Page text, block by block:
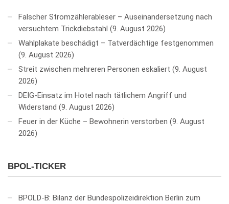
Falscher Stromzählerableser – Auseinandersetzung nach
versuchtem Trickdiebstahl 9. August 2026
Wahlplakate beschädigt – Tatverdächtige festgenommen
9. August 2026
Streit zwischen mehreren Personen eskaliert 9. August
2026
DEIG-Einsatz im Hotel nach tätlichem Angriff und
Widerstand 9. August 2026
Feuer in der Küche – Bewohnerin verstorben 9. August
2026
BPOL-TICKER
BPOLD-B: Bilanz der Bundespolizeidirektion Berlin zum